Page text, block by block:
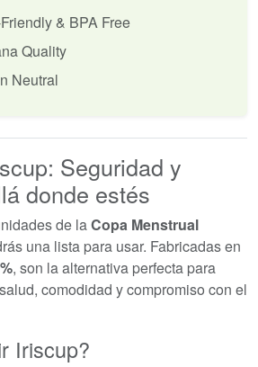
& BPA Free
Quality
Neutral
Seguridad y
donde estés
de laCopa Menstrual
una lista para usar. Fabricadas en
, son la alternativa perfecta para
comodidad y compromiso con el
Iriscup?